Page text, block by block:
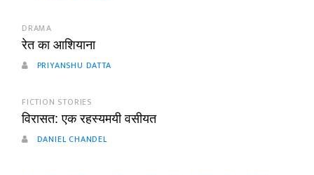
DRAMA
रेत का आशियाना
PRIYANSHU DATTA
FICTION STORIES
विरासत: एक रहस्यमयी वसीयत
DANIEL CHANDEL